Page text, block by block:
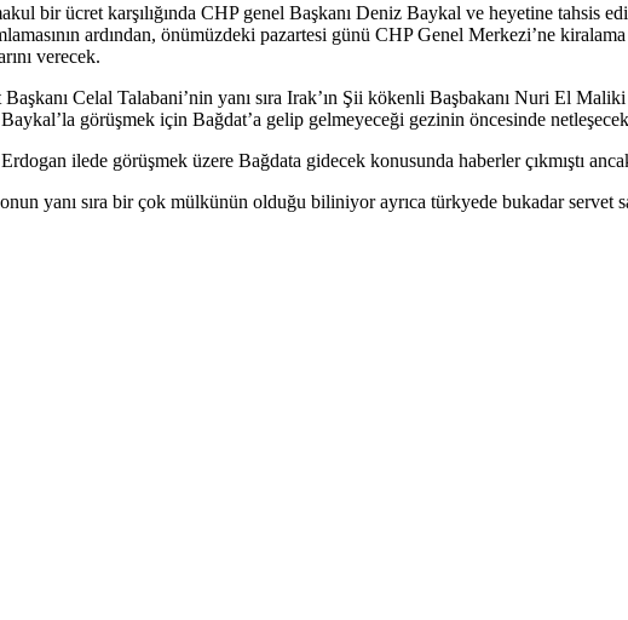
bir ücret karşılığında CHP genel Başkanı Deniz Baykal ve heyetine tahsis
ardından, önümüzdeki pazartesi günü CHP Genel Merkezi’ne
verecek.
Celal Talabani’nin yanı sıra Irak’ın Şii kökenli Başbakanı Nuri El
görüşmek için Bağdat’a gelip gelmeyeceği gezinin öncesinde
ilede görüşmek üzere Bağdata gidecek konusunda haberler çıkmıştı
yanı sıra bir çok mülkünün olduğu biliniyor ayrıca türkyede bukadar servet